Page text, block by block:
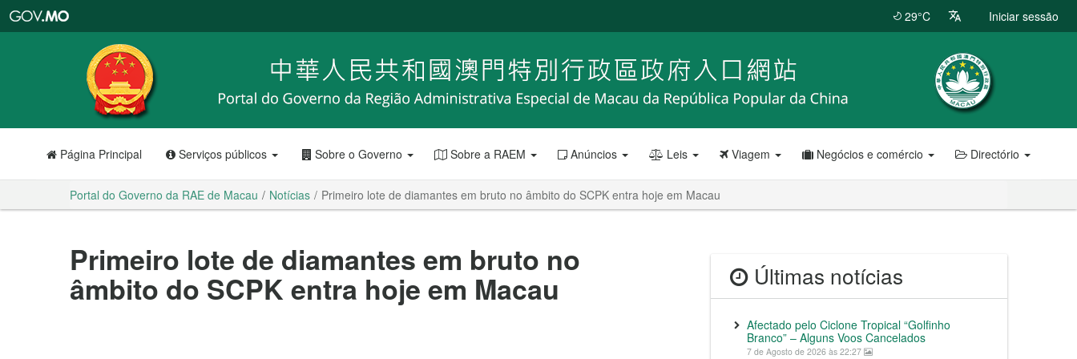
RAE
de
Macau
29°C Iniciar sessão
Página Principal Serviços públicos Sobre o Governo Sobre a RAEM Anúncios Leis Viagem Negócios e comércio Directório
Portal do Governo da RAE de Macau Notícias Primeiro lote de diamantes em bruto no âmbito do SCPK entra hoje em Macau
Primeiro lote de diamantes em bruto no
âmbito do SCPK entra hoje em Macau Últimas notícias
Afectado pelo Ciclone Tropical “Golfinho
Branco” – Alguns Voos Cancelados
7 de Agosto de 2026 às 22:27